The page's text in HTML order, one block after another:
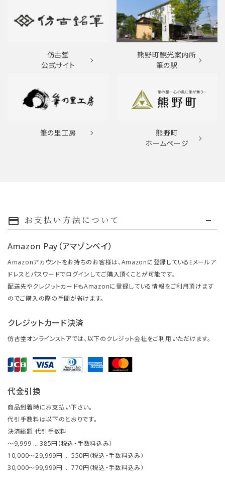
仿古堂
公式サイト
熊野町観光案内所
筆の駅
筆の里工房
熊野町
ホームページ
payment お支払い方法について
Amazon Pay（アマゾンペイ）
Amazonアカウントをお持ちのお客様は、Amazonに登録しているEメールア
ドレスとパスワードでログインしてご購入頂くことが可能です。
配送先やクレジットカードもAmazonに登録している情報をご利用頂けます
のでご購入の際の手間が省けます。
クレジットカード決済
仿古堂オンラインストアでは、以下のクレジット会社をご利用いただけます。
代金引換
商品到着時にお支払い下さい。
代引手数料は以下のとおりです。
決済総額 代引手数料
～9,999 … 385円（税込・手数料込み）
10,000～29,999円 … 550円（税込・手数料込み）
30,000～99,999円 … 770円（税込・手数料込み）